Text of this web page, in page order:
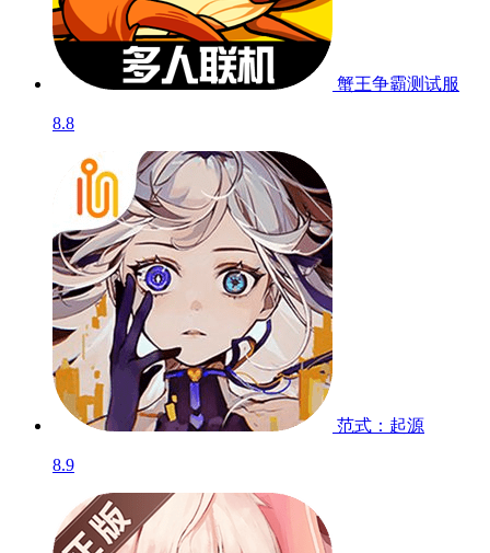
蟹王争霸测试服
8.8
范式：起源
8.9